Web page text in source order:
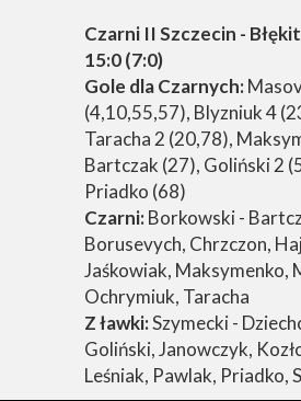
Czarni II Szczecin -
15:0 (7:0)
Gole dla Czarnych:
(4,10,55,57), Blyzniuk 4
Taracha 2 (20,78),
Bartczak (27), Goliński 2
Priadko (68)
Czarni:Borkowski -
Borusevych, Chrzczon,
Jaśkowiak, Maksymenko,
Ochrymiuk, Taracha
Z ławki:Szymecki -
Goliński, Janowczyk,
Leśniak, Pawlak, Priadko,